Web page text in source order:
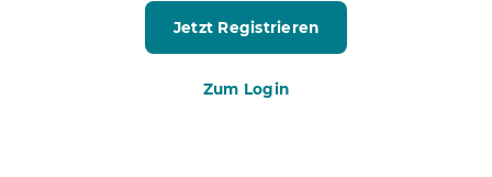
Jetzt Registrieren
Zum Login